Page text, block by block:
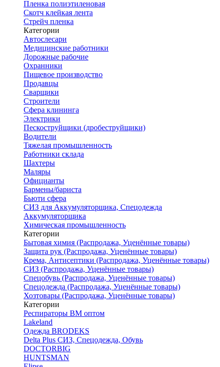
Пленка полиэтиленовая
Скотч клейкая лента
Стрейч пленка
Категории
Автослесари
Медицинские работники
Дорожные рабочие
Охранники
Пищевое производство
Продавцы
Сварщики
Строители
Сфера клининга
Электрики
Пескоструйщики (дробеструйщики)
Водители
Тяжелая промышленность
Работники склада
Шахтеры
Маляры
Официанты
Бармены/бариста
Бьюти сфера
СИЗ для Аккумуляторщика, Спецодежда
Аккумуляторщика
Химическая промышленность
Категории
Бытовая химия (Распродажа, Уценённые товары)
Защита рук (Распродажа, Уценённые товары)
Крема, Антисептики (Распродажа, Уценённые товары)
СИЗ (Распродажа, Уценённые товары)
Спецобувь (Распродажа, Уценённые товары)
Спецодежда (Распродажа, Уценённые товары)
Хозтовары (Распродажа, Уценённые товары)
Категории
Респираторы ВМ оптом
Lakeland
Одежда BRODEKS
Delta Plus СИЗ, Спецодежда, Обувь
DOCTORBIG
HUNTSMAN